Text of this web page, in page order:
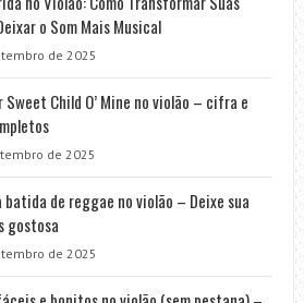
o Som Mais Musical
de 2025
Sweet Child O’ Mine no violão – cifra e
de 2025
batida de reggae no violão – Deixe sua
gostosa
de 2025